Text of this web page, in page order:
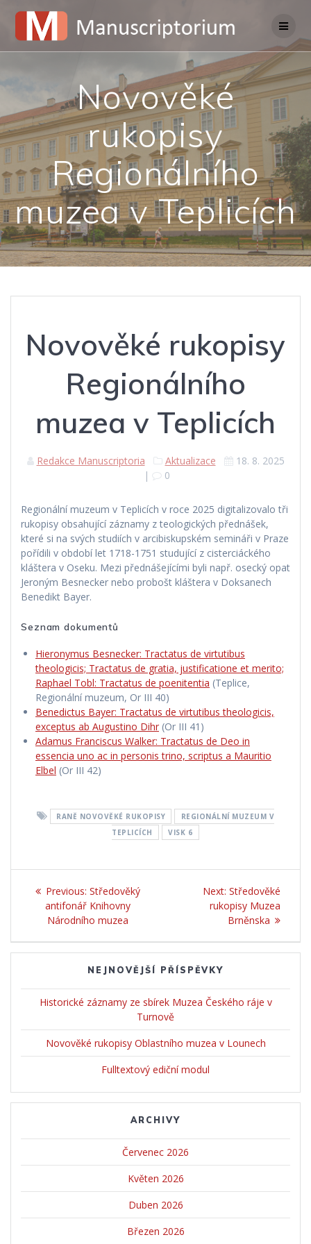
to
content
Novověké
rukopisy
Regionálního
muzea v Teplicích
Novověké rukopisy
Regionálního
muzea v Teplicích
Redakce Manuscriptoria Aktualizace
18. 8. 2025
|
0
Regionální muzeum v Teplicích v roce 2025 digitalizovalo tři
rukopisy obsahující záznamy z teologických přednášek,
které si na svých studiích v arcibiskupském semináři v Praze
pořídili v období let 1718-1751 studující z cisterciáckého
kláštera v Oseku. Mezi přednášejícími byli např. osecký opat
Jeroným Besnecker nebo probošt kláštera v Doksanech
Benedikt Bayer.
Seznam dokumentů
Hieronymus Besnecker: Tractatus de virtutibus
theologicis; Tractatus de gratia, justificatione et merito;
Raphael Tobl: Tractatus de poenitentia (Teplice,
Regionální muzeum, Or III 40)
Benedictus Bayer: Tractatus de virtutibus theologicis,
exceptus ab Augustino Dihr (Or III 41)
Adamus Franciscus Walker: Tractatus de Deo in
essencia uno ac in personis trino, scriptus a Mauritio
Elbel (Or III 42)
RANĚ NOVOVĚKÉ RUKOPISY
REGIONÁLNÍ MUZEUM V
TEPLICÍCH
VISK 6
Navigace
příspěvek
Previous: Previous
post:
Středověký
antifonář Knihovny
Národního muzea
Next: Next
post:
Středověké
rukopisy Muzea
Brněnska
NEJNOVĚJŠÍ PŘÍSPĚVKY
Historické záznamy ze sbírek Muzea Českého ráje v
Turnově
Novověké rukopisy Oblastního muzea v Lounech
Fulltextový ediční modul
ARCHIVY
Červenec 2026
Květen 2026
Duben 2026
Březen 2026